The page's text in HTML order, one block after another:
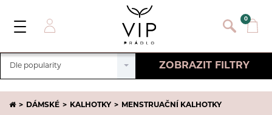
Přihlásit se
E-mail:
Heslo:
0
Toggle
Dle popularity ZOBRAZIT FILTRY
Zrušit filtry
DÁMSKÉ KALHOTKY MENSTRUAČNÍ KALHOTKY